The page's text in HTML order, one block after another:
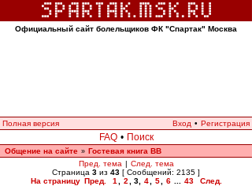
Официальный сайт болельщиков ФК "Спартак" Москва
Полная версия Вход • Регистрация
FAQ • Поиск
Общение на сайте » Гостевая книга ВВ
Пред. тема | След. тема
Страница 3 из 43 [ Сообщений: 2135 ]
На страницу Пред. 1 2 3, 4 5 6 43
След.